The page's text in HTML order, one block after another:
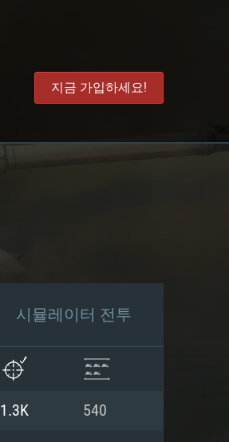
지금 가입하세요!
시뮬레이터 전투
1.3K 540